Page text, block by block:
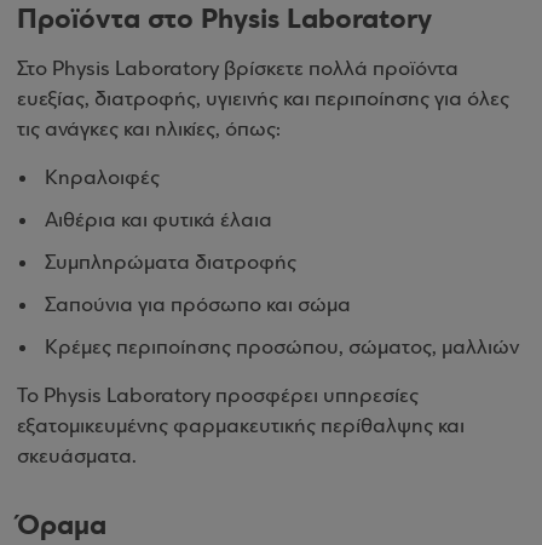
Προϊόντα στο Physis Laboratory
Στο Physis Laboratory βρίσκετε πολλά προϊόντα
ευεξίας, διατροφής, υγιεινής και περιποίησης για όλες
τις ανάγκες και ηλικίες, όπως:
Κηραλοιφές
Αιθέρια και φυτικά έλαια
Συμπληρώματα διατροφής
Σαπούνια για πρόσωπο και σώμα
Κρέμες περιποίησης προσώπου, σώματος, μαλλιών
Το Physis Laboratory προσφέρει υπηρεσίες
εξατομικευμένης φαρμακευτικής περίθαλψης και
σκευάσματα.
Όραμα